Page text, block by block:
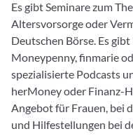
Es gibt Seminare zum
Altersvorsorge oder
Deutschen Börse. Es
Moneypenny, finmarie
spezialisierte Podcasts
herMoney oder Finanz-
Angebot für Frauen, bei
und Hilfestellungen bei